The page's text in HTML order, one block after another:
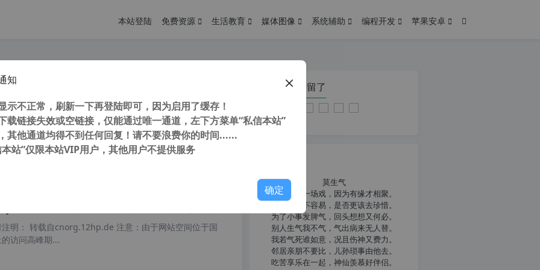
本站登陆 免费资源 生活教育 媒体图像 系统辅助 编程开发 苹果安卓
v5.0.1 简体中文 真正经典注册版（支持WinXP）
明： 转载自cnorg.12hp.de 注意：由于网站空间位于国
访问高峰期...
明： 转载自cnorg.12hp.de 注意：由于网站空间位于国
访问高峰期...
您在本页停留了
莫生气
人生就像一场戏，因为有缘才相聚。
相扶到老不容易，是否更该去珍惜。
为了小事发脾气，回头想想又何必。
别人生气我不气，气出病来无人替。
我若气死谁如意，况且伤神又费力。
邻居亲朋不要比，儿孙琐事由他去。
吃苦享乐在一起，神仙羡慕好伴侣。
知
示不正常，刷新一下再登陆即可，因为启用了缓存！
载链接失效或空链接，仅能通过唯一通道，左下方菜单“私信本站”
其他通道均得不到任何回复！请不要浪费你的时间......
本站”仅限本站VIP用户，其他用户不提供服务
确定